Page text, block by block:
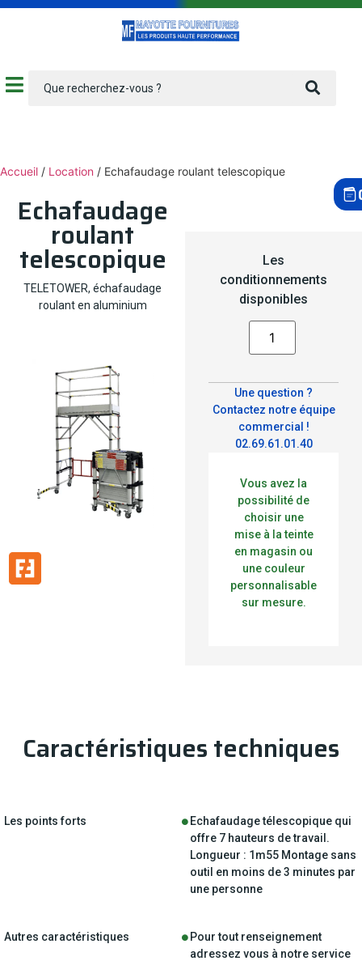
Accueil / Location / Echafaudage roulant telescopique
Echafaudage
roulant
telescopique
TELETOWER, échafaudage
roulant en aluminium
Les
conditionnements
disponibles
Une question ?
Contactez notre équipe
commercial !
02.69.61.01.40
Vous avez la
possibilité de
choisir une
mise à la teinte
en magasin ou
une couleur
personnalisable
sur mesure.
Caractéristiques techniques
Les points forts
Echafaudage télescopique qui
offre 7 hauteurs de travail.
Longueur : 1m55 Montage sans
outil en moins de 3 minutes par
une personne
Autres caractéristiques
Pour tout renseignement
adressez vous à notre service